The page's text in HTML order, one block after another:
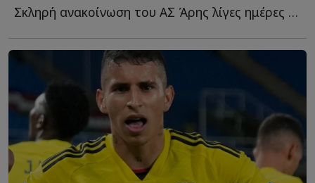
Σκληρή ανακοίνωση του ΑΣ Άρης λίγες ημέρες πριν από τ...